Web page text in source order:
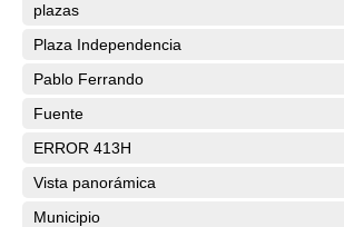
plazas
Plaza Independencia
Pablo Ferrando
Fuente
ERROR 413H
Vista panorámica
Municipio